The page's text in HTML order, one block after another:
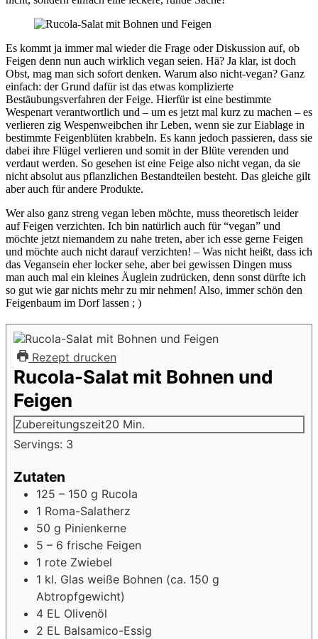
Es kommt ja immer mal wieder die Frage oder Diskussion auf, ob
Feigen denn nun auch wirklich vegan seien. Hä? Ja klar, ist doch
Obst, mag man sich sofort denken. Warum also nicht-vegan? Ganz
einfach: der Grund dafür ist das etwas komplizierte
Bestäubungsverfahren der Feige. Hierfür ist eine bestimmte
Wespenart verantwortlich und – um es jetzt mal kurz zu machen – es
verlieren zig Wespenweibchen ihr Leben, wenn sie zur Eiablage in
bestimmte Feigenblüten krabbeln. Es kann jedoch passieren, dass sie
dabei ihre Flügel verlieren und somit in der Blüte verenden und
verdaut werden. So gesehen ist eine Feige also nicht vegan, da sie
nicht absolut aus pflanzlichen Bestandteilen besteht. Das gleiche gilt
aber auch für andere Produkte.
Wer also ganz streng vegan leben möchte, muss theoretisch leider
auf Feigen verzichten. Ich bin natürlich auch für “vegan” und
möchte jetzt niemandem zu nahe treten, aber ich esse gerne Feigen
und möchte auch nicht darauf verzichten! – Was nicht heißt, dass ich
das Vegansein eher locker sehe, aber bei gewissen Dingen muss
man auch mal ein kleines Äuglein zudrücken, denn sonst dürfte ich
so gut wie gar nichts mehr zu mir nehmen! Also, immer schön den
Feigenbaum im Dorf lassen ; )
Rezept drucken
Rucola-Salat mit Bohnen und
Feigen
Zubereitungszeit20 Minuten
Min.
Servings: 3
Zutaten
125 – 150 g Rucola
1 Roma-Salatherz
50 g Pinienkerne
5 – 6 frische Feigen
1 rote Zwiebel
1 kl. Glas weiße Bohnen (ca. 150 g
Abtropfgewicht)
4 EL Olivenöl
2 EL Balsamico-Essig